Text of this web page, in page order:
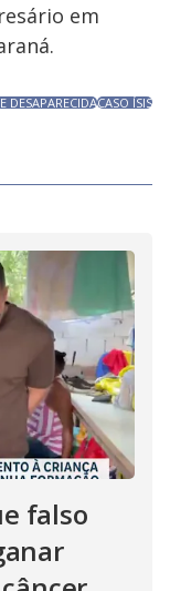
em
DESAPARECIDACASO ÍSIS
falso